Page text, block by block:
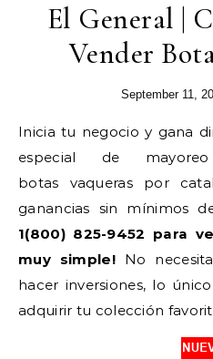
El General |
Vender
September 11,
Inicia tu negocio y gana dinero vendiendo a precio
especial de
botas vaqueras por
ganancias sin mínimos
1(800) 825-9452 para
muy simple!No
hacer inversiones, lo
adquirir tu colección